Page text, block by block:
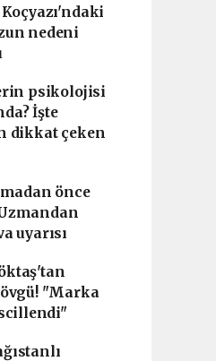
Koçyazı'ndaki
nedeni
psikolojisi
İşte
dikkat çeken
önce
uyarısı
övgü! "Marka